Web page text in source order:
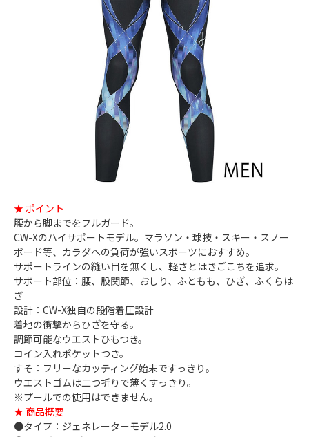
★ ポイント
腰から脚までをフルガード。
CW-Xのハイサポートモデル。マラソン・球技・スキー・スノー
ボード等、カラダへの負荷が強いスポーツにおすすめ。
サポートラインの縫い目を無くし、軽さとはきごこちを追求。
サポート部位：腰、股関節、おしり、ふともも、ひざ、ふくらは
ぎ
設計：CW-X独自の段階着圧設計
着地の衝撃からひざを守る。
調節可能なウエストひもつき。
コイン入れポケットつき。
すそ：フリーなカッティング始末ですっきり。
ウエストゴムは二つ折りで薄くすっきり。
※プールでの使用はできません。
★ 商品概要
●タイプ：ジェネレーターモデル2.0